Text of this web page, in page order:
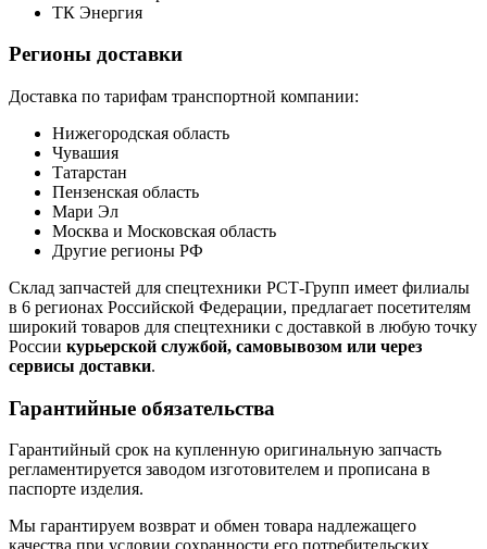
ТК Энергия
Регионы доставки
Доставка по тарифам транспортной компании:
Нижегородская область
Чувашия
Татарстан
Пензенская область
Мари Эл
Москва и Московская область
Другие регионы РФ
Склад запчастей для спецтехники РСТ-Групп имеет филиалы
в 6 регионах Российской Федерации, предлагает посетителям
широкий товаров для спецтехники с доставкой в любую точку
России курьерской службой, самовывозом или через
сервисы доставки.
Гарантийные обязательства
Гарантийный срок на купленную оригинальную запчасть
регламентируется заводом изготовителем и прописана в
паспорте изделия.
Мы гарантируем возврат и обмен товара надлежащего